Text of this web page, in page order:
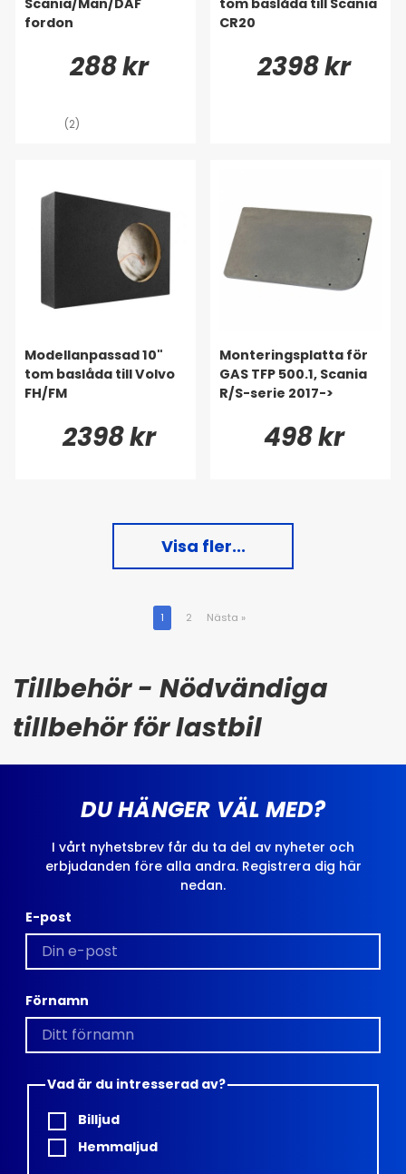
fordon
288 kr
(2)
CR20
2398 kr
Modellanpassad 10"
tom baslåda till Volvo
FH/FM
2398 kr
Monteringsplatta för
GAS TFP 500.1, Scania
R/S-serie 2017->
498 kr
Visa fler...
1 2 Nästa »
Tillbehör - Nödvändiga
tillbehör för lastbil
DU HÄNGER VÄL MED?
I vårt nyhetsbrev får du ta del av nyheter och
erbjudanden före alla andra. Registrera dig här
nedan.
E-post
Förnamn
Vad är du intresserad av?
Billjud
Hemmaljud